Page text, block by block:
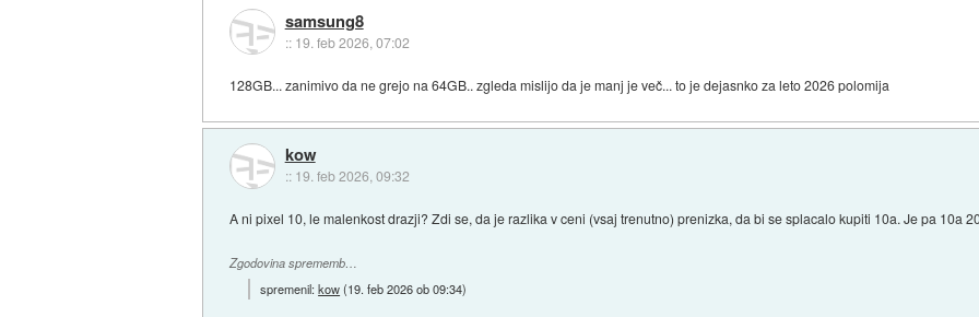
samsung8
:: 19. feb 2026, 07:02
128GB... zanimivo da ne grejo na 64GB.. zgleda mislijo da je manj je več... to je dejasnko za leto 2026 polomija
kow
:: 19. feb 2026, 09:32
A ni pixel 10, le malenkost drazji? Zdi se, da je razlika v ceni (vsaj trenutno) prenizka, da bi se splacalo kupiti 10a. Je pa 10a
Zgodovina sprememb…
spremenil:kow(19. feb 2026 ob 09:34)